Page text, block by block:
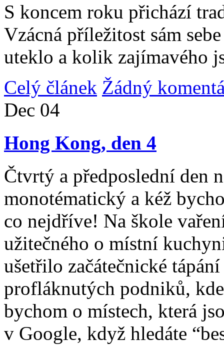
S koncem roku přichází
Vzácná příležitost sám
uteklo a kolik zajímavého
Celý článek Žádný
Dec 04
Hong Kong, den 4
Čtvrtý a předposlední den
monotématický a kéž
co nejdříve! Na škole
užitečného o místní
ušetřilo začátečnické
profláknutých podniků,
bychom o místech, která
v Google, když hledáte